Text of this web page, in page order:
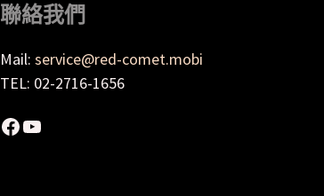
聯絡我們
Mail: service@red-comet.mobi
TEL: 02-2716-1656
Facebook
YouTube